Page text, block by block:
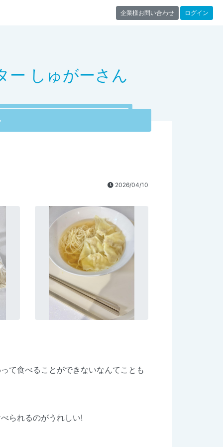
企業様お問い合わせ ログイン
ー しゅがーさん
2026/04/10
て食べることができないなんてことも
られるのがうれしい!